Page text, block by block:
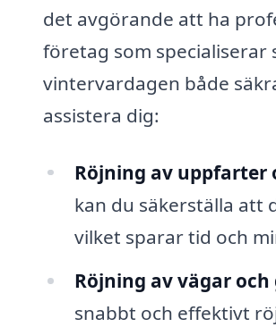
det avgörande att ha
företag som
vintervardagen både
assistera dig:
Röjning av uppfarter
kan du säkerställa att
vilket sparar tid och
Röjning av vägar
snabbt och effektivt